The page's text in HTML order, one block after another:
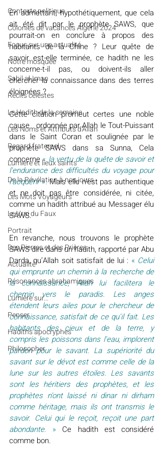
Contexte politique
Colonies de vacances Algérie 2024
​​Focus sur une actualité
Notre mosquée
Sabil al-Iman
Récits célestes
Le Hadith de la semaine
Les Noms et Attributs d'Allah
Regard fraternel
Lumière et lieux saints
De la Révélation à nos jours
Les Mots Voyageurs
Le Vrai du Faux
Portrait
Des Pierres et des Prières
Actualité
Résonances abrahamiques
Lumière sur...
Penser
Hadiths apocryphes
Philosopher
En admettant, hypothétiquement, que cela
ait été dit par le prophète SAWS, que
pourrait-on en conclure à propos des
habitants de la Chine ? Leur quête de
savoir est-elle terminée, ce hadith ne les
concerne-t-il pas, ou doivent-ils aller
chercher la connaissance dans des terres
éloignées ?
Cette citation promeut certes une noble
cause   ordonnée par Allah le Tout-Puissant
dans le Saint Coran et soulignée par le
prophète SAWS dans sa Sunna, Cela
concerne « la vertu de la quête de savoir et
l'endurance des difficultés du voyage pour
l'acquérir ». Mais elle n’est pas authentique
et ne doit pas être considérée, ni citée,
comme un hadith attribué au Messager élu
SAWS.
En revanche, nous trouvons le prophète
SAWS dire dans un hadith, rapporté par Abu
Darda, qu’Allah soit satisfait de lui : « Celui
qui emprunte un chemin à la recherche de
la connaissance, Allah lui facilitera le
chemin vers le paradis. Les anges
étendent leurs ailes pour le chercheur de
connaissance, satisfait de ce qu'il fait. Les
habitants des cieux et de la terre, y
compris les poissons dans l'eau, implorent
pardon pour le savant. La supériorité du
savant sur le dévot est comme celle de la
lune sur les autres étoiles. Les savants
sont les héritiers des prophètes, et les
prophètes n'ont laissé ni dinar ni dirham
comme héritage, mais ils ont transmis le
savoir. Celui qui le reçoit, reçoit une part
abondante. »
Ce hadith est considéré
comme bon.